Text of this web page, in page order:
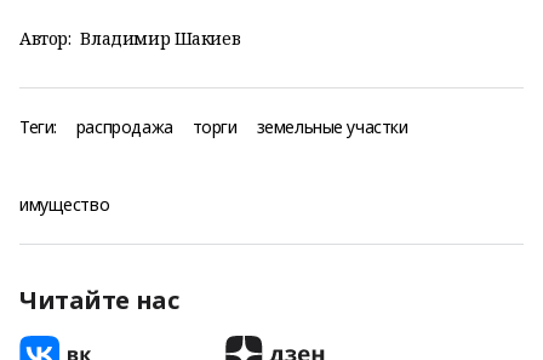
Автор: Владимир Шакиев
Теги: распродажа торги земельные участки
имущество
Читайте нас